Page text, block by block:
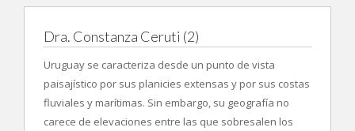
Dra. Constanza Ceruti (2)
Uruguay se caracteriza desde un punto de vista
paisajístico por sus planicies extensas y por sus costas
fluviales y marítimas. Sin embargo, su geografía no
carece de elevaciones entre las que sobresalen los